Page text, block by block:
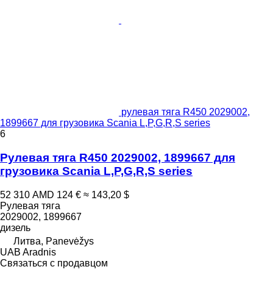
рулевая тяга R450 2029002,
1899667 для грузовика Scania L,P,G,R,S series
6
Рулевая тяга R450 2029002, 1899667 для
грузовика Scania L,P,G,R,S series
52 310 AMD 124 € ≈ 143,20 $
Рулевая тяга
2029002, 1899667
дизель
Литва, Panevėžys
UAB Aradnis
Связаться с продавцом